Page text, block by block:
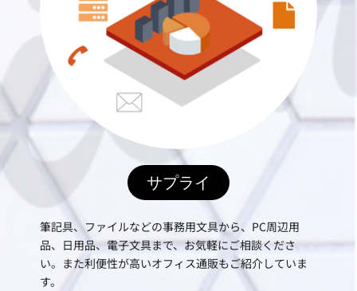
サプライ
筆記具、ファイルなどの事務用文具から、PC周辺用
品、日用品、電子文具まで、お気軽にご相談くださ
い。また利便性が高いオフィス通販もご紹介していま
す。